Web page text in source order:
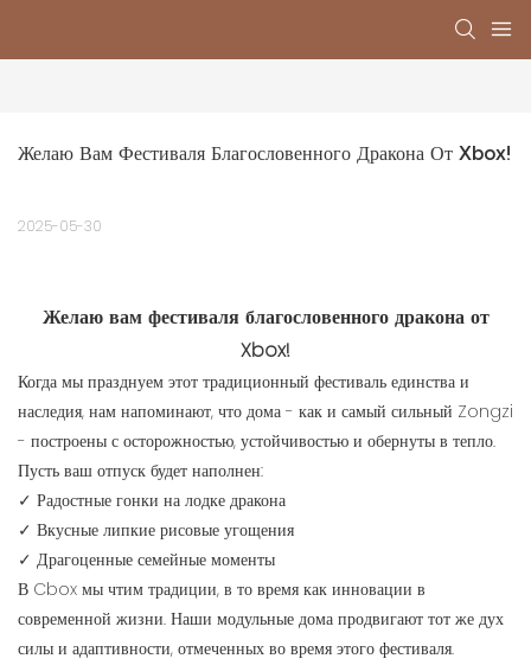
Желаю Вам Фестиваля Благословенного Дракона От Xbox!
2025-05-30
Желаю вам фестиваля благословенного дракона от
Xbox!
Когда мы празднуем этот традиционный фестиваль единства и
наследия, нам напоминают, что дома - как и самый сильный Zongzi
- построены с осторожностью, устойчивостью и обернуты в тепло.
Пусть ваш отпуск будет наполнен:
✓ Радостные гонки на лодке дракона
✓ Вкусные липкие рисовые угощения
✓ Драгоценные семейные моменты
В Cbox мы чтим традиции, в то время как инновации в
современной жизни. Наши модульные дома продвигают тот же дух
силы и адаптивности, отмеченных во время этого фестиваля.